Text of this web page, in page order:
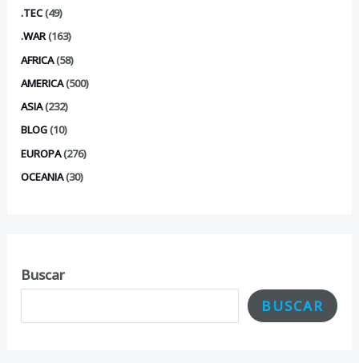
.TEC(49)
.WAR(163)
AFRICA(58)
AMERICA(500)
ASIA(232)
BLOG(10)
EUROPA(276)
OCEANIA(30)
Buscar
BUSCAR